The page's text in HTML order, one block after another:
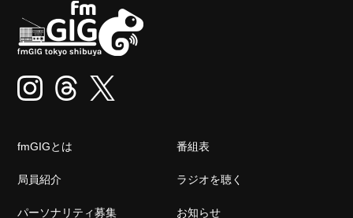
fmGIGとは 番組表
局員紹介 ラジオを聴く
パーソナリティ募集 お知らせ